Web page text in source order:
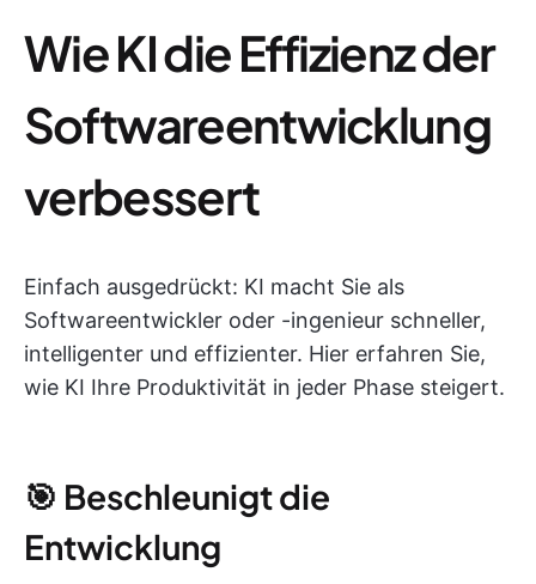
Wie KI die Effizienz der
Softwareentwicklung
verbessert
Einfach ausgedrückt: KI macht Sie als
Softwareentwickler oder -ingenieur schneller,
intelligenter und effizienter. Hier erfahren Sie,
wie KI Ihre Produktivität in jeder Phase steigert.
🎯 Beschleunigt die
Entwicklung